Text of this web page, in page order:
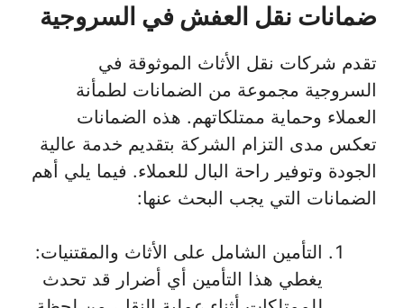
ضمانات نقل العفش في السروجية
تقدم شركات نقل الأثاث الموثوقة في
السروجية مجموعة من الضمانات لطمأنة
العملاء وحماية ممتلكاتهم. هذه الضمانات
تعكس مدى التزام الشركة بتقديم خدمة عالية
الجودة وتوفير راحة البال للعملاء. فيما يلي أهم
الضمانات التي يجب البحث عنها:
التأمين الشامل على الأثاث والمقتنيات:
يغطي هذا التأمين أي أضرار قد تحدث